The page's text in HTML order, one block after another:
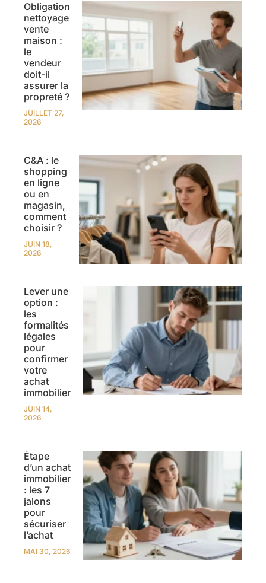
Obligation
nettoyage
vente
maison :
le
vendeur
doit-il
assurer la
propreté ?
JUILLET 27,
2026
C&A : le
shopping
en ligne
ou en
magasin,
comment
choisir ?
JUIN 18,
2026
Lever une
option :
les
formalités
légales
pour
confirmer
votre
achat
immobilier
JUIN 14,
2026
Étape
d’un achat
immobilier
: les 7
jalons
pour
sécuriser
l’achat
MAI 30, 2026